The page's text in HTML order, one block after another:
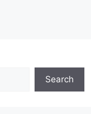
Search